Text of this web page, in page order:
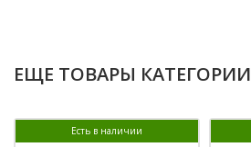
ЕЩЕ ТОВАРЫ КАТЕГОРИИ
Есть в наличии